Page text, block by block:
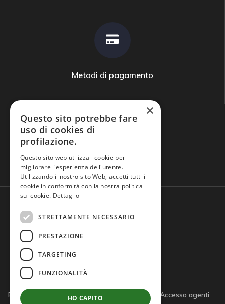
Metodi di pagamento
Domande frequenti
Privacy policy Cookie policy Note legali
Accesso agenti
×
Questo sito potrebbe fare
uso di cookies di
profilazione.
Questo sito web utilizza i cookie per
migliorare l'esperienza dell'utente.
Utilizzando il nostro sito Web, accetti tutti i
cookie in conformità con la nostra politica
sui cookie. Dettaglio
STRETTAMENTE NECESSARIO
PRESTAZIONE
TARGETING
FUNZIONALITÀ
HO CAPITO